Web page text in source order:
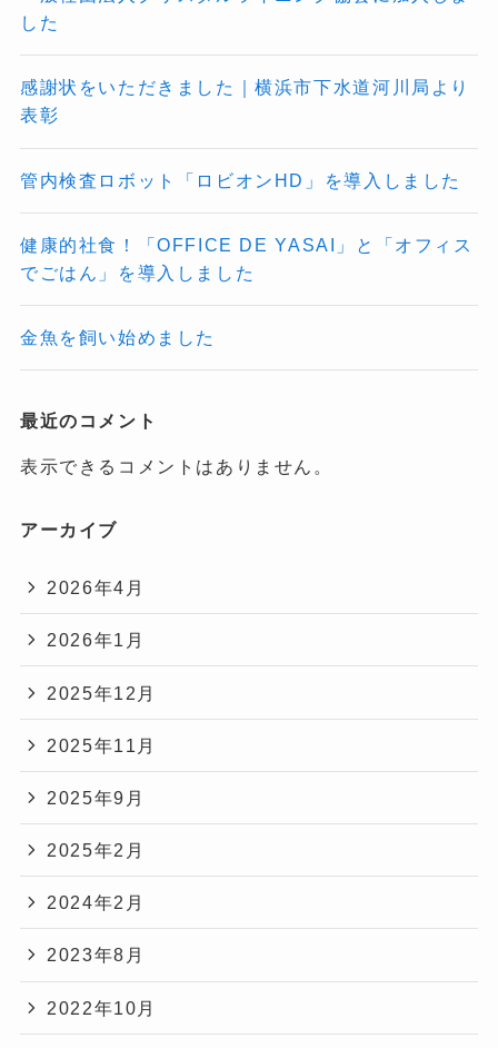
した
感謝状をいただきました｜横浜市下水道河川局より
表彰
管内検査ロボット「ロビオンHD」を導入しました
健康的社食！「OFFICE DE YASAI」と「オフィス
でごはん」を導入しました
金魚を飼い始めました
最近のコメント
表示できるコメントはありません。
アーカイブ
2026年4月
2026年1月
2025年12月
2025年11月
2025年9月
2025年2月
2024年2月
2023年8月
2022年10月